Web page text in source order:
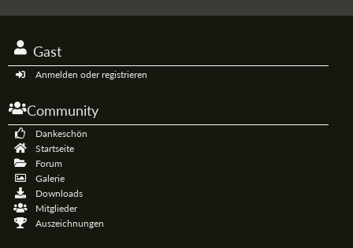
Gast
Anmelden oder registrieren
Community
Dankeschön
Startseite
Forum
Galerie
Downloads
Mitglieder
Auszeichnungen